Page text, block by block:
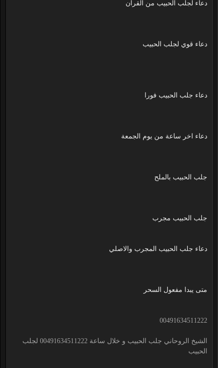
دعاء لجلب الحبيب من القران
دعاء قوي لجلب الحبيب
دعاء جلب الحبيب فورا
دعاء اخر ساعة من يوم الجمعة
جلب الحبيب بالملح
جلب الحبيب مجرب
دعاء جلب الحبيب المجرب والاصلي
متى يبدا مفعول السحر
00491634511222
الشيخ الروحاني جلب الحبيب و خلال ساعة 00491634511222 لجلب
الحبيب